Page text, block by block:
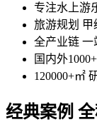
专注水上游
旅游规划 甲
全产业链 一
国内外
120000+㎡
经典案例